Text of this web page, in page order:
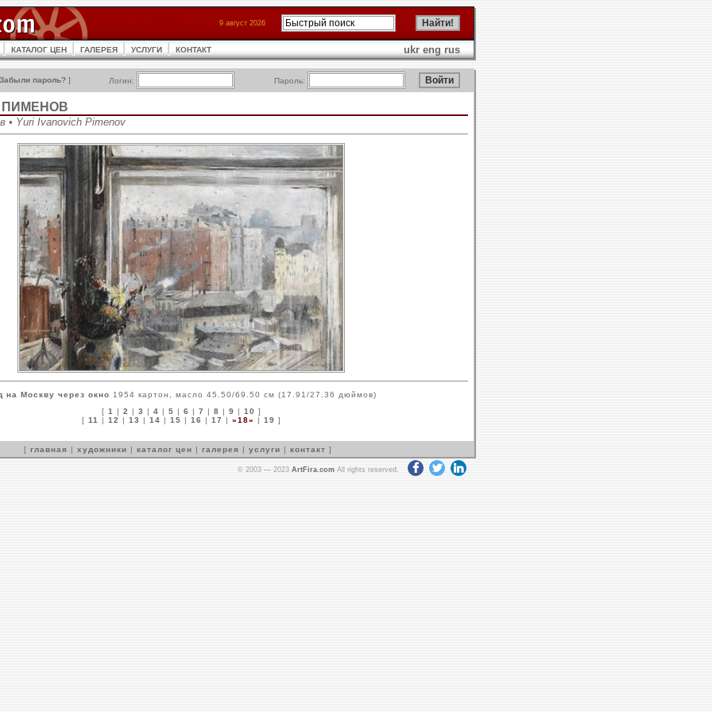
9 август 2026
КАТАЛОГ ЦЕН ГАЛЕРЕЯ УСЛУГИ КОНТАКТ ukr eng rus
Забыли пароль? ] Логин: Пароль:
ПИМЕНОВ
• Yuri Ivanovich Pimenov
на Москву через окно 1954 картон, масло 45.50/69.50 см (17.91/27.36 дюймов)
[ 1 | 2 | 3 | 4 | 5 | 6 | 7 | 8 | 9 | 10 ]
[ 11 | 12 | 13 | 14 | 15 | 16 | 17 | »18« | 19 ]
[ главная | художники | каталог цен | галерея | услуги | контакт ]
© 2003 — 2023 ArtFira.com All rights reserved.